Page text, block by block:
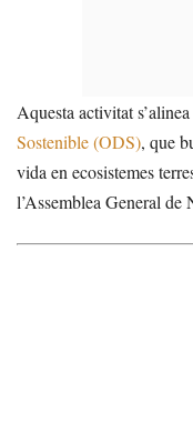
Aquesta activitat
Sostenible (ODS), que
vida en ecosistemes
l’Assemblea General de